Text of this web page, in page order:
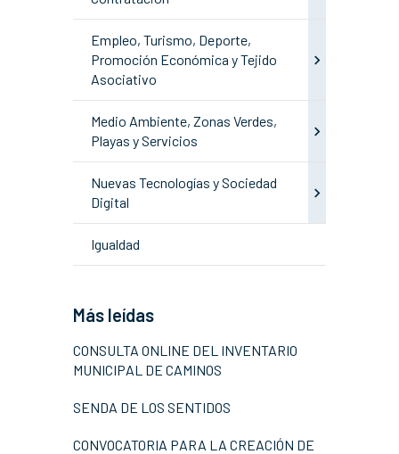
Empleo, Turismo, Deporte,
Promoción Económica y Tejido
Asociativo
Medio Ambiente, Zonas Verdes,
Playas y Servicios
Nuevas Tecnologías y Sociedad
Digital
Igualdad
Más leídas
CONSULTA ONLINE DEL INVENTARIO
MUNICIPAL DE CAMINOS
SENDA DE LOS SENTIDOS
CONVOCATORIA PARA LA CREACIÓN DE